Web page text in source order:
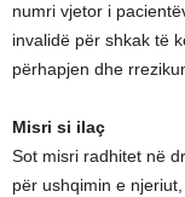
numri vjetor i
invalidë për shkak të
përhapjen dhe
Misri si ilaç
Sot misri radhitet në
për ushqimin e